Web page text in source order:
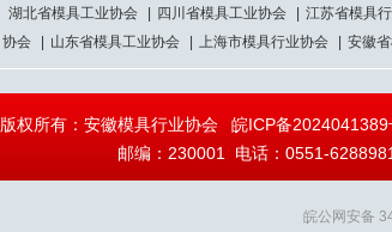
湖北省模具工业协会 四川省模具工业协会 江苏省模具
协会
山东省模具工业协会 上海市模具行业协会 安徽
版权所有：安徽模具行业协会 皖ICP备2024041389
邮编：230001 电话：0551-
皖公网安备